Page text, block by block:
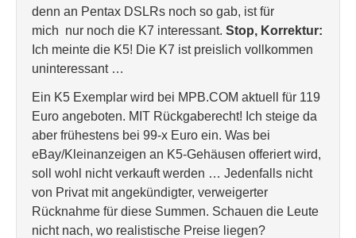
denn an Pentax DSLRs noch so gab, ist für
mich nur noch die K7 interessant. Stop, Korrektur:
Ich meinte die K5! Die K7 ist preislich vollkommen
uninteressant …
Ein K5 Exemplar wird bei MPB.COM aktuell für 119
Euro angeboten. MIT Rückgaberecht! Ich steige da
aber frühestens bei 99-x Euro ein. Was bei
eBay/Kleinanzeigen an K5-Gehäusen offeriert wird,
soll wohl nicht verkauft werden … Jedenfalls nicht
von Privat mit angekündigter, verweigerter
Rücknahme für diese Summen. Schauen die Leute
nicht nach, wo realistische Preise liegen?